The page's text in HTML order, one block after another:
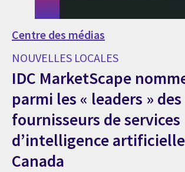
Centre des médias
NOUVELLES LOCALES
IDC MarketScape
parmi les « leaders » des
fournisseurs de services
d’intelligence
Canada